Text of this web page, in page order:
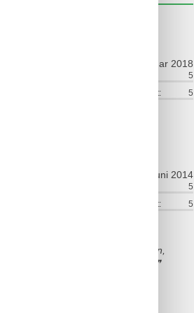
februar 2018
5
Service på stedet:
5
juni 2014
5
Service på stedet:
5
Lage für eine Familie mit Kindern,